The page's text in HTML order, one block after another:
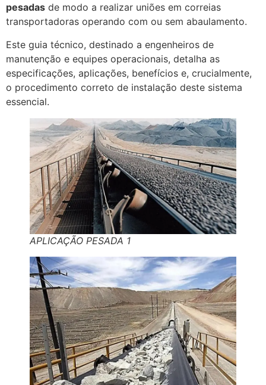
pesadas de modo a realizar uniões em correias
transportadoras operando com ou sem abaulamento.
Este guia técnico, destinado a engenheiros de
manutenção e equipes operacionais, detalha as
especificações, aplicações, benefícios e, crucialmente,
o procedimento correto de instalação deste sistema
essencial.
APLICAÇÃO PESADA 1